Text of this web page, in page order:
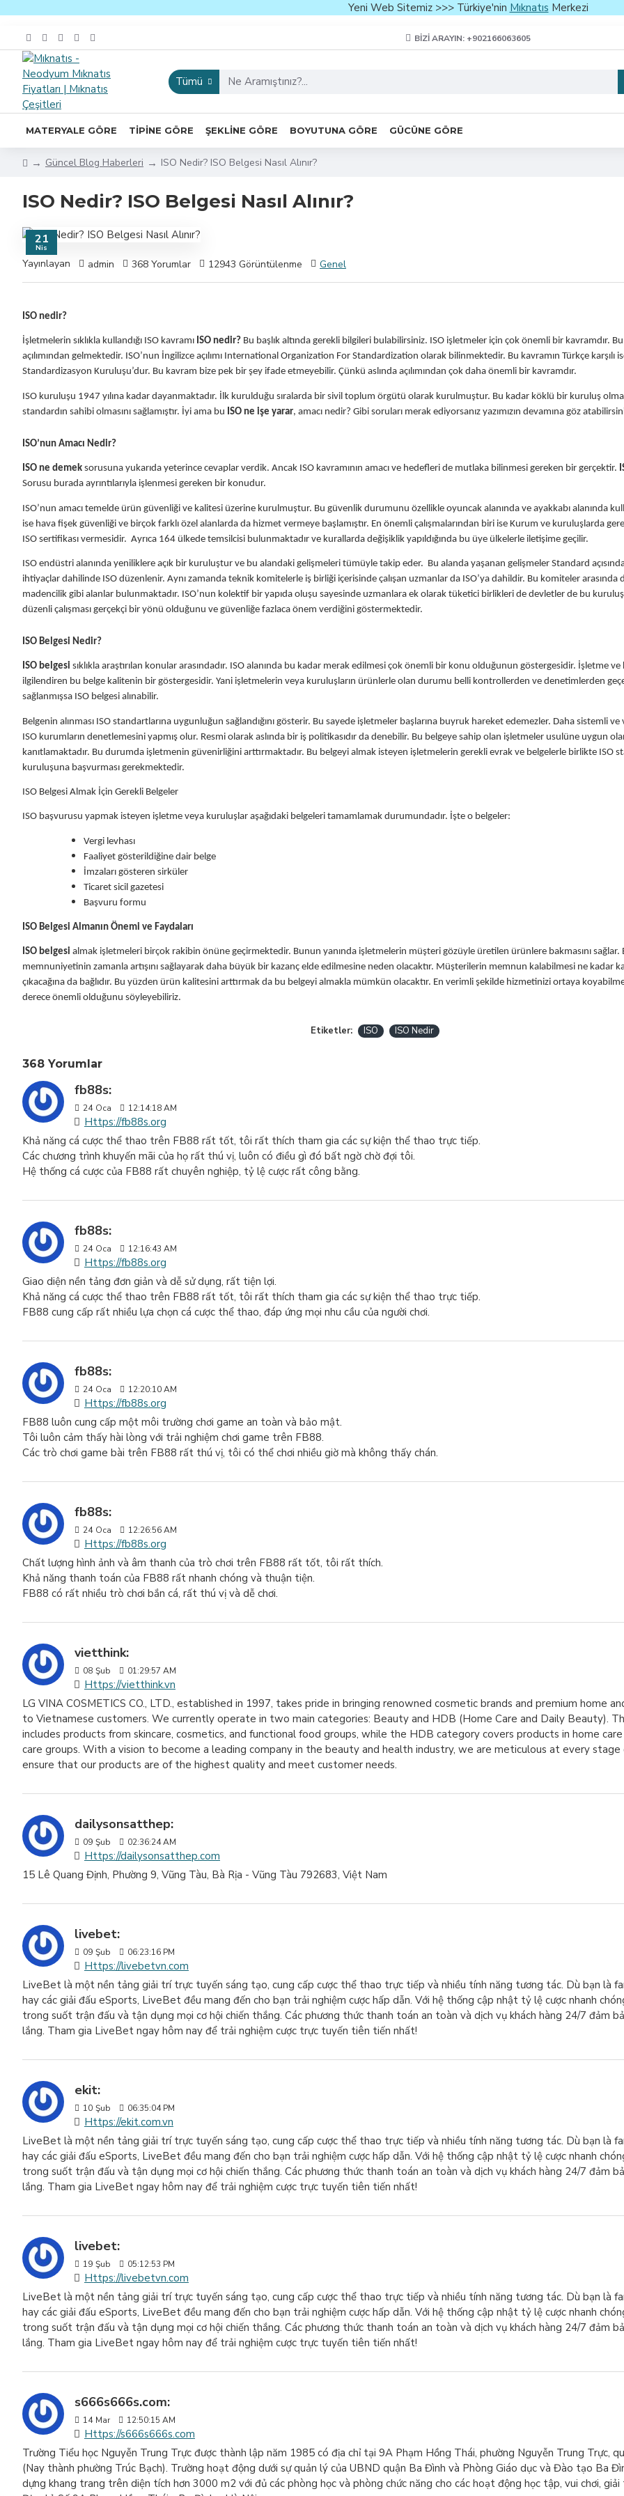
Yeni Web Sitemiz >>> Türkiye'nin Mıknatıs Merkezi
BIZI ARAYIN: +902166063605
Tümü
MATERYALE GÖRE TIPINE GÖRE ŞEKLINE GÖRE BOYUTUNA GÖRE GÜCÜNE GÖRE
Güncel Blog Haberleri ISO Nedir? ISO Belgesi Nasıl Alınır?
ISO Nedir? ISO Belgesi Nasıl Alınır?
21
Nis
Yayınlayan admin 368 Yorumlar 12943 Görüntülenme Genel
ISO nedir?
İşletmelerin sıklıkla kullandığı ISO kavramı ISO nedir? Bu başlık altında gerekli bilgileri bulabilirsiniz. ISO işletmeler için çok önemli bir kavramdır.
açılımından gelmektedir. ISO’nun İngilizce açılımı International Organization For Standardization olarak bilinmektedir. Bu kavramın Türkçe karşılı
Standardizasyon Kuruluşu’dur. Bu kavram bize pek bir şey ifade etmeyebilir. Çünkü aslında açılımından çok daha önemli bir kavramdır.
ISO kuruluşu 1947 yılına kadar dayanmaktadır. İlk kurulduğu sıralarda bir sivil toplum örgütü olarak kurulmuştur. Bu kadar köklü bir kuruluş
standardın sahibi olmasını sağlamıştır. İyi ama bu ISO ne işe yarar, amacı nedir? Gibi soruları merak ediyorsanız yazımızın devamına göz
ISO’nun Amacı Nedir?
ISO ne demek sorusuna yukarıda yeterince cevaplar verdik. Ancak ISO kavramının amacı ve hedefleri de mutlaka bilinmesi gereken bir gerçektir.
Sorusu burada ayrıntılarıyla işlenmesi gereken bir konudur.
ISO’nun amacı temelde ürün güvenliği ve kalitesi üzerine kurulmuştur. Bu güvenlik durumunu özellikle oyuncak alanında ve ayakkabı alanında
ise hava fişek güvenliği ve birçok farklı özel alanlarda da hizmet vermeye başlamıştır. En önemli çalışmalarından biri ise Kurum ve kuruluşlarda
ISO sertifikası vermesidir. Ayrıca 164 ülkede temsilcisi bulunmaktadır ve kurallarda değişiklik yapıldığında bu üye ülkelerle iletişime geçilir.
ISO endüstri alanında yeniliklere açık bir kuruluştur ve bu alandaki gelişmeleri tümüyle takip eder. Bu alanda yaşanan gelişmeler Standard
ihtiyaçlar dahilinde ISO düzenlenir. Aynı zamanda teknik komitelerle iş birliği içerisinde çalışan uzmanlar da ISO’ya dahildir. Bu komiteler arasında
madencilik gibi alanlar bulunmaktadır. ISO’nun kolektif bir yapıda oluşu sayesinde uzmanlara ek olarak tüketici birlikleri de devletler de bu
düzenli çalışması gerçekçi bir yönü olduğunu ve güvenliğe fazlaca önem verdiğini göstermektedir.
ISO Belgesi Nedir?
ISO belgesi sıklıkla araştırılan konular arasındadır. ISO alanında bu kadar merak edilmesi çok önemli bir konu olduğunun göstergesidir. İşletme ve
ilgilendiren bu belge kalitenin bir göstergesidir. Yani işletmelerin veya kuruluşların ürünlerle olan durumu belli kontrollerden ve denetimlerden
sağlanmışsa ISO belgesi alınabilir.
Belgenin alınması ISO standartlarına uygunluğun sağlandığını gösterir. Bu sayede işletmeler başlarına buyruk hareket edemezler. Daha sistemli
ISO kurumların denetlemesini yapmış olur. Resmi olarak aslında bir iş politikasıdır da denebilir. Bu belgeye sahip olan işletmeler usulüne uygun
kanıtlamaktadır. Bu durumda işletmenin güvenirliğini arttırmaktadır. Bu belgeyi almak isteyen işletmelerin gerekli evrak ve belgelerle birlikte ISO
kuruluşuna başvurması gerekmektedir.
ISO Belgesi Almak İçin Gerekli Belgeler
ISO başvurusu yapmak isteyen işletme veya kuruluşlar aşağıdaki belgeleri tamamlamak durumundadır. İşte o belgeler:
Vergi levhası
Faaliyet gösterildiğine dair belge
İmzaları gösteren sirküler
Ticaret sicil gazetesi
Başvuru formu
ISO Belgesi Almanın Önemi ve Faydaları
ISO belgesi almak işletmeleri birçok rakibin önüne geçirmektedir. Bunun yanında işletmelerin müşteri gözüyle üretilen ürünlere bakmasını sağlar.
memnuniyetinin zamanla artışını sağlayarak daha büyük bir kazanç elde edilmesine neden olacaktır. Müşterilerin memnun kalabilmesi ne kadar
çıkacağına da bağlıdır. Bu yüzden ürün kalitesini arttırmak da bu belgeyi almakla mümkün olacaktır. En verimli şekilde hizmetinizi ortaya
derece önemli olduğunu söyleyebiliriz.
Etiketler: ISO ISO Nedir
368 Yorumlar
fb88s:
24 Oca 12:14:18 AM
Https://fb88s.org
Khả năng cá cược thể thao trên FB88 rất tốt, tôi rất thích tham gia các sự kiện thể thao trực tiếp.
Các chương trình khuyến mãi của họ rất thú vị, luôn có điều gì đó bất ngờ chờ đợi tôi.
Hệ thống cá cược của FB88 rất chuyên nghiệp, tỷ lệ cược rất công bằng.
fb88s:
24 Oca 12:16:43 AM
Https://fb88s.org
Giao diện nền tảng đơn giản và dễ sử dụng, rất tiện lợi.
Khả năng cá cược thể thao trên FB88 rất tốt, tôi rất thích tham gia các sự kiện thể thao trực tiếp.
FB88 cung cấp rất nhiều lựa chọn cá cược thể thao, đáp ứng mọi nhu cầu của người chơi.
fb88s:
24 Oca 12:20:10 AM
Https://fb88s.org
FB88 luôn cung cấp một môi trường chơi game an toàn và bảo mật.
Tôi luôn cảm thấy hài lòng với trải nghiệm chơi game trên FB88.
Các trò chơi game bài trên FB88 rất thú vị, tôi có thể chơi nhiều giờ mà không thấy chán.
fb88s:
24 Oca 12:26:56 AM
Https://fb88s.org
Chất lượng hình ảnh và âm thanh của trò chơi trên FB88 rất tốt, tôi rất thích.
Khả năng thanh toán của FB88 rất nhanh chóng và thuận tiện.
FB88 có rất nhiều trò chơi bắn cá, rất thú vị và dễ chơi.
vietthink:
08 Şub 01:29:57 AM
Https://vietthink.vn
LG VINA COSMETICS CO., LTD., established in 1997, takes pride in bringing renowned cosmetic brands and premium home
to Vietnamese customers. We currently operate in two main categories: Beauty and HDB (Home Care and Daily Beauty).
includes products from skincare, cosmetics, and functional food groups, while the HDB category covers products in home
care groups. With a vision to become a leading company in the beauty and health industry, we are meticulous at every
ensure that our products are of the highest quality and meet customer needs.
dailysonsatthep:
09 Şub 02:36:24 AM
Https://dailysonsatthep.com
15 Lê Quang Định, Phường 9, Vũng Tàu, Bà Rịa - Vũng Tàu 792683, Việt Nam
livebet:
09 Şub 06:23:16 PM
Https://livebetvn.com
LiveBet là một nền tảng giải trí trực tuyến sáng tạo, cung cấp cược thể thao trực tiếp và nhiều tính năng tương tác. Dù bạn là
hay các giải đấu eSports, LiveBet đều mang đến cho bạn trải nghiệm cược hấp dẫn. Với hệ thống cập nhật tỷ lệ cược nhanh
trong suốt trận đấu và tận dụng mọi cơ hội chiến thắng. Các phương thức thanh toán an toàn và dịch vụ khách hàng 24/7 đảm
lắng. Tham gia LiveBet ngay hôm nay để trải nghiệm cược trực tuyến tiên tiến nhất!
ekit:
10 Şub 06:35:04 PM
Https://ekit.com.vn
LiveBet là một nền tảng giải trí trực tuyến sáng tạo, cung cấp cược thể thao trực tiếp và nhiều tính năng tương tác. Dù bạn là
hay các giải đấu eSports, LiveBet đều mang đến cho bạn trải nghiệm cược hấp dẫn. Với hệ thống cập nhật tỷ lệ cược nhanh
trong suốt trận đấu và tận dụng mọi cơ hội chiến thắng. Các phương thức thanh toán an toàn và dịch vụ khách hàng 24/7 đảm
lắng. Tham gia LiveBet ngay hôm nay để trải nghiệm cược trực tuyến tiên tiến nhất!
livebet:
19 Şub 05:12:53 PM
Https://livebetvn.com
LiveBet là một nền tảng giải trí trực tuyến sáng tạo, cung cấp cược thể thao trực tiếp và nhiều tính năng tương tác. Dù bạn là
hay các giải đấu eSports, LiveBet đều mang đến cho bạn trải nghiệm cược hấp dẫn. Với hệ thống cập nhật tỷ lệ cược nhanh
trong suốt trận đấu và tận dụng mọi cơ hội chiến thắng. Các phương thức thanh toán an toàn và dịch vụ khách hàng 24/7 đảm
lắng. Tham gia LiveBet ngay hôm nay để trải nghiệm cược trực tuyến tiên tiến nhất!
s666s666s.com:
14 Mar 12:50:15 AM
Https://s666s666s.com
Trường Tiểu học Nguyễn Trung Trực được thành lập năm 1985 có địa chỉ tại 9A Phạm Hồng Thái, phường Nguyễn Trung Trực,
(Nay thành phường Trúc Bạch). Trường hoạt động dưới sự quản lý của UBND quận Ba Đình và Phòng Giáo dục và Đào tạo Ba
dựng khang trang trên diện tích hơn 3000 m2 với đủ các phòng học và phòng chức năng cho các hoạt động học tập, vui chơi, giải